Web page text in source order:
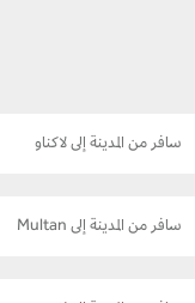
سافر من المدينة إلى لاكناو
سافر من المدينة إلى Multan